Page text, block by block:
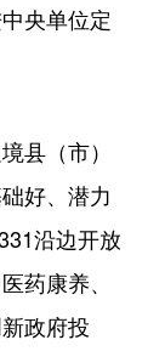
央单位定
县（市）
好、潜力
沿边开放
药康养、
政府投